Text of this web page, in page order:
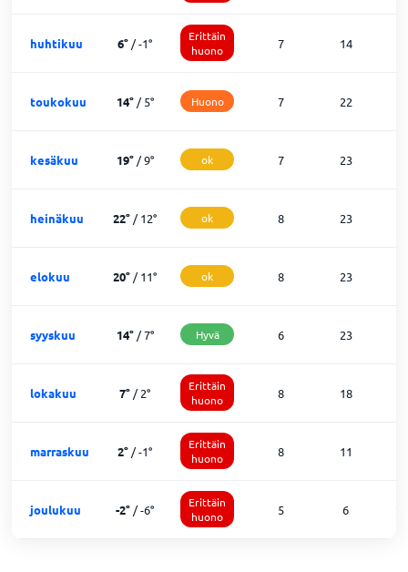
huhtikuu 6° /-1°
Erittäin
huono
7 14
toukokuu 14°/5° Huono 7 22
kesäkuu 19°/9° ok 7 23
heinäkuu 22° /12° ok 8 23
elokuu 20° /11° ok 8 23
syyskuu 14°/7° Hyvä 6 23
lokakuu 7° /2°
Erittäin
huono
8 18
marraskuu 2° /-1°
Erittäin
huono
8 11
joulukuu -2° /-6°
Erittäin
huono
5 6